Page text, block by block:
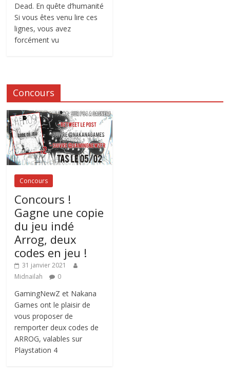
Dead. En quête d’humanité
Si vous êtes venu lire ces
lignes, vous avez
forcément vu
Concours
Concours
Concours !
Gagne une copie
du jeu indé
Arrog, deux
codes en jeu !
31 janvier 2021
Midnailah
0
GamingNewZ et Nakana
Games ont le plaisir de
vous proposer de
remporter deux codes de
ARROG, valables sur
Playstation 4